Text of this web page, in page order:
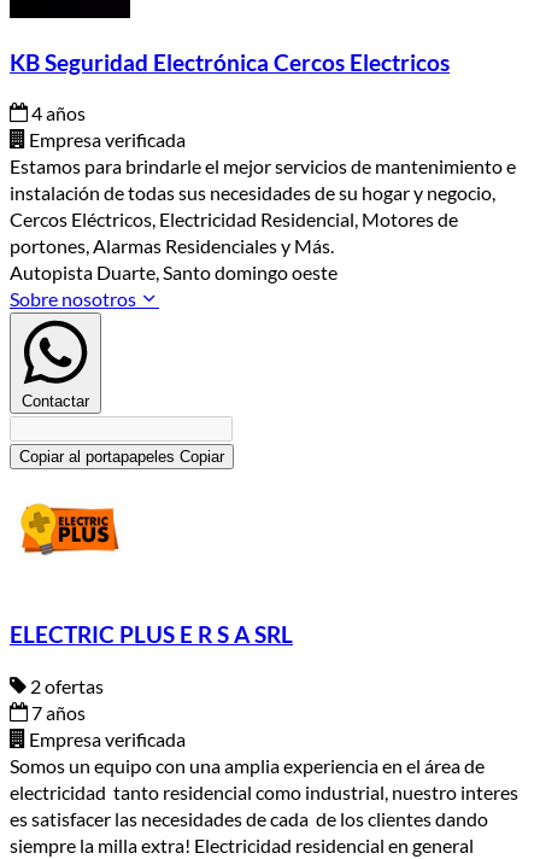
KB Seguridad Electrónica Cercos Electricos
4 años
Empresa verificada
Estamos para brindarle el mejor servicios de mantenimiento e
instalación de todas sus necesidades de su hogar y negocio,
Cercos Eléctricos, Electricidad Residencial, Motores de
portones, Alarmas Residenciales y Más.
Autopista Duarte, Santo domingo oeste
Sobre nosotros
Contactar
Copiar al portapapeles Copiar
ELECTRIC PLUS E R S A SRL
2 ofertas
7 años
Empresa verificada
Somos un equipo con una amplia experiencia en el área de
electricidad tanto residencial como industrial, nuestro interes
es satisfacer las necesidades de cada de los clientes dando
siempre la milla extra! Electricidad residencial en general